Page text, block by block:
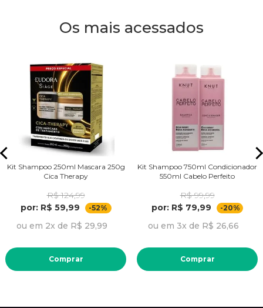
Os mais acessados
Kit Shampoo 250ml Mascara 250g
Cica Therapy
R$ 124,99
por: R$ 59,99
-52%
ou em 2x de R$ 29,99
Comprar
Kit Shampoo 750ml Condicionador
550ml Cabelo Perfeito
R$ 99,99
por: R$ 79,99
-20%
ou em 3x de R$ 26,66
Comprar